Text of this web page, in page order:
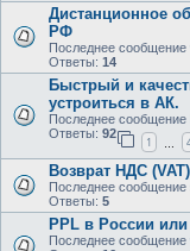
Дистанционное
РФ
Последнее сообщение
Ответы: 14
Быстрый и
устроиться в АК.
Последнее сообщение
Ответы: 92
1
Возврат НДС
Последнее сообщение
Ответы: 5
PPL в России или
Последнее сообщение